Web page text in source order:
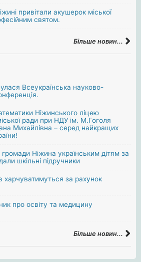
привітали акушерок міської
святом.
Більше новин...
Всеукраїнська науково-
Ніжинського ліцею
ради при НДУ ім. М.Гоголя
Михайлівна – серед найкращих
Ніжина українським дітям за
шкільні підручники
харчуватимуться за рахунок
про освіту та медицину
Більше новин...